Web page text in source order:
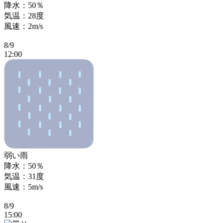
降水：50％
気温：28度
風速：2m/s
8/9
12:00
弱い雨
降水：50％
気温：31度
風速：5m/s
8/9
15:00